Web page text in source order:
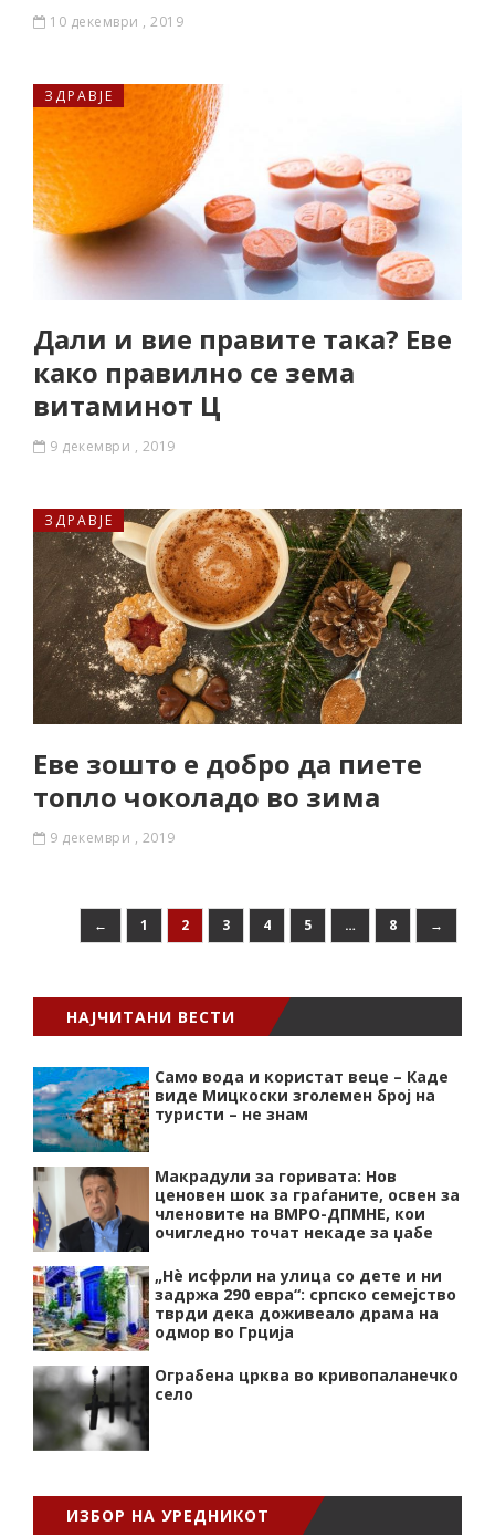
10 декември , 2019
ЗДРАВЈЕ
Дали и вие правите така? Еве
како правилно се зема
витаминот Ц
9 декември , 2019
ЗДРАВЈЕ
Еве зошто е добро да пиете
топло чоколадо во зима
9 декември , 2019
← 1 2 3 4 5 … 8 →
НАЈЧИТАНИ ВЕСТИ
Само вода и користат веце – Каде
виде Мицкоски зголемен број на
туристи – не знам
Макрадули за горивата: Нов
ценовен шок за граѓаните, освен за
членовите на ВМРО-ДПМНЕ, кои
очигледно точат некаде за џабе
„Нѐ исфрли на улица со дете и ни
задржа 290 евра“: српско семејство
тврди дека доживеало драма на
одмор во Грција
Ограбена црква во кривопаланечко
село
ИЗБОР НА УРЕДНИКОТ